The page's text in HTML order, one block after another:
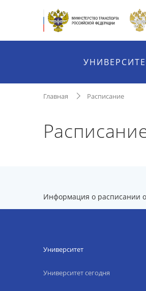
Главная Расписание
Информация о расписании
Университет
Университет сегодня